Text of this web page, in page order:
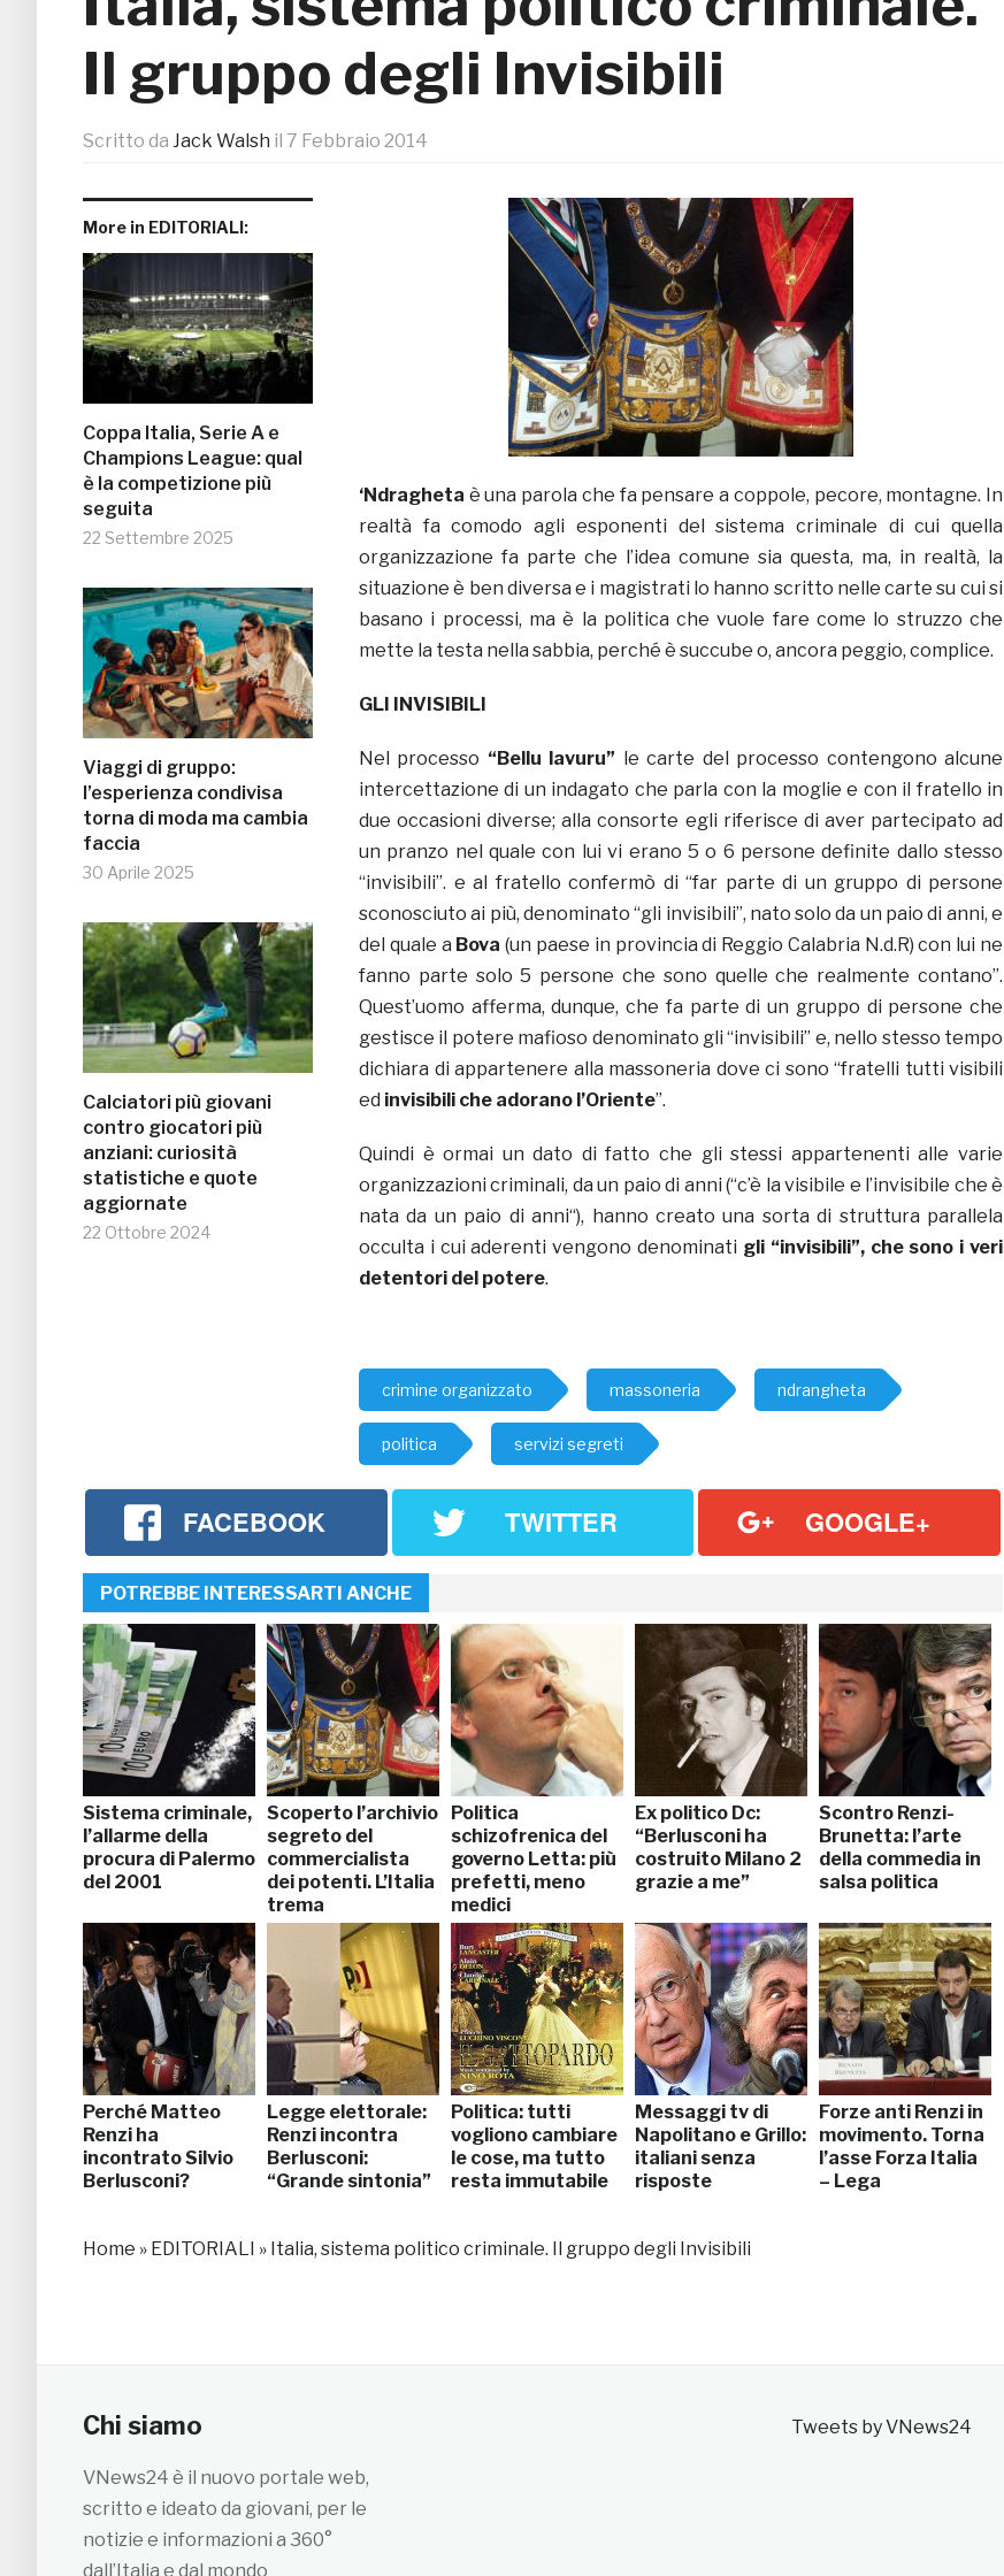
Il gruppo degli Invisibili
Scritto da Jack Walsh il 7 Febbraio 2014
More in EDITORIALI:
Coppa Italia, Serie A e
Champions League: qual
è la competizione più
seguita
22 Settembre 2025
Viaggi di gruppo:
l’esperienza condivisa
torna di moda ma cambia
faccia
30 Aprile 2025
Calciatori più giovani
contro giocatori più
anziani: curiosità
statistiche e quote
aggiornate
22 Ottobre 2024
‘Ndragheta è una parola che fa pensare a coppole, pecore, montagne. In
realtà fa comodo agli esponenti del sistema criminale di cui quella
organizzazione fa parte che l’idea comune sia questa, ma, in realtà, la
situazione è ben diversa e i magistrati lo hanno scritto nelle carte su cui si
basano i processi, ma è la politica che vuole fare come lo struzzo che
mette la testa nella sabbia, perché è succube o, ancora peggio, complice.
GLI INVISIBILI
Nel processo “Bellu lavuru” le carte del processo contengono alcune
intercettazione di un indagato che parla con la moglie e con il fratello in
due occasioni diverse; alla consorte egli riferisce di aver partecipato ad
un pranzo nel quale con lui vi erano 5 o 6 persone definite dallo stesso
“invisibili”. e al fratello confermò di “far parte di un gruppo di persone
sconosciuto ai più, denominato “gli invisibili”, nato solo da un paio di anni, e
del quale a Bova (un paese in provincia di Reggio Calabria N.d.R) con lui ne
fanno parte solo 5 persone che sono quelle che realmente contano”.
Quest’uomo afferma, dunque, che fa parte di un gruppo di persone che
gestisce il potere mafioso denominato gli “invisibili” e, nello stesso tempo
dichiara di appartenere alla massoneria dove ci sono “fratelli tutti visibili
ed invisibili che adorano l’Oriente”.
Quindi è ormai un dato di fatto che gli stessi appartenenti alle varie
organizzazioni criminali, da un paio di anni (“c’è la visibile e l’invisibile che è
nata da un paio di anni“), hanno creato una sorta di struttura parallela
occulta i cui aderenti vengono denominati gli “invisibili”, che sono i veri
detentori del potere.
crimine organizzato massoneria ndrangheta
politica servizi segreti
FACEBOOK TWITTER GOOGLE+
POTREBBE INTERESSARTI ANCHE
Sistema criminale,
l’allarme della
procura di Palermo
del 2001
Scoperto l’archivio
segreto del
commercialista
dei potenti. L’Italia
trema
Politica
schizofrenica del
governo Letta: più
prefetti, meno
medici
Ex politico Dc:
“Berlusconi ha
costruito Milano 2
grazie a me”
Scontro Renzi-
Brunetta: l’arte
della commedia in
salsa politica
Perché Matteo
Renzi ha
incontrato Silvio
Berlusconi?
Legge elettorale:
Renzi incontra
Berlusconi:
“Grande sintonia”
Politica: tutti
vogliono cambiare
le cose, ma tutto
resta immutabile
Messaggi tv di
Napolitano e Grillo:
italiani senza
risposte
Forze anti Renzi in
movimento. Torna
l’asse Forza Italia
– Lega
Home » EDITORIALI » Italia, sistema politico criminale. Il gruppo degli Invisibili
Chi siamo
VNews24 è il nuovo portale web,
scritto e ideato da giovani, per le
notizie e informazioni a 360°
dall’Italia e dal mondo
Tweets by VNews24